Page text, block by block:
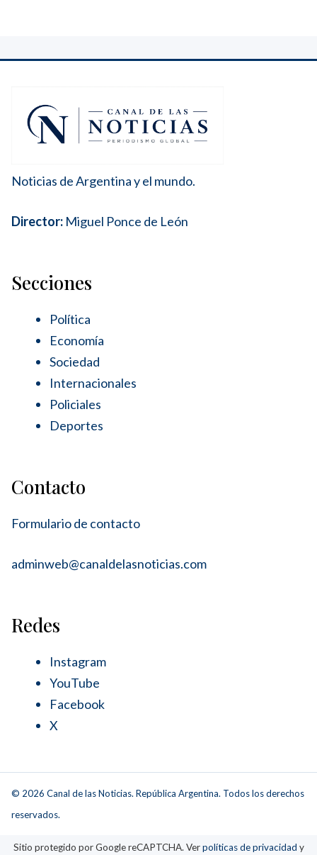
Noticias de Argentina y el mundo.
Director: Miguel Ponce de León
Secciones
Política
Economía
Sociedad
Internacionales
Policiales
Deportes
Contacto
Formulario de contacto
adminweb@canaldelasnoticias.com
Redes
Instagram
YouTube
Facebook
X
© 2026 Canal de las Noticias. República Argentina. Todos los derechos
reservados.
Sitio protegido por Google reCAPTCHA. Verpolíticas de privacidad y